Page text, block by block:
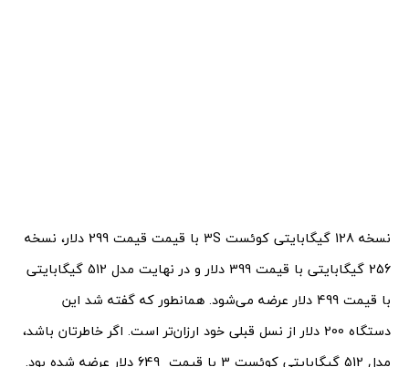
نسخه 128 گیگابایتی کوئست 3S با قیمت قیمت 299 دلار، نسخه
256 گیگابایتی با قیمت 399 دلار و در نهایت مدل 512 گیگابایتی
با قیمت 499 دلار عرضه می‌شود. همانطور که گفته شد این
دستگاه 200 دلار از نسل قبلی خود ارزان‌تر است. اگر خاطرتان باشد،
مدل 512 گیگابایتی کوئست 3 با قیمت 649 دلار عرضه شده بود.